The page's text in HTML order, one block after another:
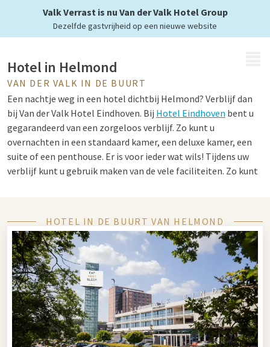
Valk Verrast is nu Van der Valk Hotel Group
Dezelfde gastvrijheid op een nieuwe website
Hotel in Helmond
VAN DER VALK IN DE BUURT
Een nachtje weg in een hotel dichtbij Helmond? Verblijf dan
bij Van der Valk Hotel Eindhoven. Bij Hotel Eindhoven bent u
gegarandeerd van een zorgeloos verblijf. Zo kunt u
overnachten in een standaard kamer, een deluxe kamer, een
suite of een penthouse. Er is voor ieder wat wils! Tijdens uw
verblijf kunt u gebruik maken van de vele faciliteiten. Zo kunt
zwembad, de fitness, roomservice en Jack’s Casino. Geniet
vervolgens in een van de culinaire restaurants en maak uw
nachtje weg compleet.
Tips voor in Helmond en Eindhoven
Helmond en Eindhoven zijn twee bruisende steden met veel
bezienswaardighedenen activiteiten. Begin uw dag in
HOTEL IN DE BUURT VAN HELMOND